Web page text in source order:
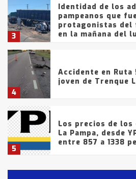
3
Identidad de los
pampeanos que
protagonistas del
en la mañana del
4
Accidente en
joven de Trenque
5
Los precios de
La Pampa, desde
entre 857 a 1338